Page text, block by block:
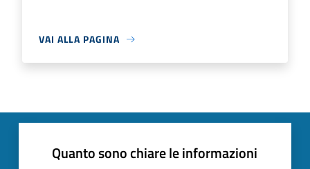
VAI ALLA PAGINA
Quanto sono chiare le informazioni